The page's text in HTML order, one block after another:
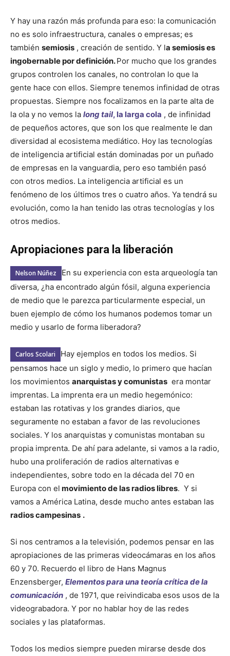
Y hay una razón más profunda para eso: la comunicación
no es solo infraestructura, canales o empresas; es
también semiosis , creación de sentido. Y la semiosis es
ingobernable por definición.Por mucho que los grandes
grupos controlen los canales, no controlan lo que la
gente hace con ellos. Siempre tenemos infinidad de otras
propuestas. Siempre nos focalizamos en la parte alta de
la ola y no vemos la long tail, la larga cola , de infinidad
de pequeños actores, que son los que realmente le dan
diversidad al ecosistema mediático. Hoy las tecnologías
de inteligencia artificial están dominadas por un puñado
de empresas en la vanguardia, pero eso también pasó
con otros medios. La inteligencia artificial es un
fenómeno de los últimos tres o cuatro años. Ya tendrá su
evolución, como la han tenido las otras tecnologías y los
otros medios.
Apropiaciones para la liberación
Nelson Núñez
En su experiencia con esta arqueología tan
diversa, ¿ha encontrado algún fósil, alguna experiencia
de medio que le parezca particularmente especial, un
buen ejemplo de cómo los humanos podemos tomar un
medio y usarlo de forma liberadora?
Carlos Scolari
Hay ejemplos en todos los medios. Si
pensamos hace un siglo y medio, lo primero que hacían
los movimientos anarquistas y comunistas era montar
imprentas. La imprenta era un medio hegemónico:
estaban las rotativas y los grandes diarios, que
seguramente no estaban a favor de las revoluciones
sociales. Y los anarquistas y comunistas montaban su
propia imprenta. De ahí para adelante, si vamos a la radio,
hubo una proliferación de radios alternativas e
independientes, sobre todo en la década del 70 en
Europa con el movimiento de las radios libres. Y si
vamos a América Latina, desde mucho antes estaban las
radios campesinas .
Si nos centramos a la televisión, podemos pensar en las
apropiaciones de las primeras videocámaras en los años
60 y 70. Recuerdo el libro de Hans Magnus
Enzensberger, Elementos para una teoría crítica de la
comunicación , de 1971, que reivindicaba esos usos de la
videograbadora. Y por no hablar hoy de las redes
sociales y las plataformas.
Todos los medios siempre pueden mirarse desde dos